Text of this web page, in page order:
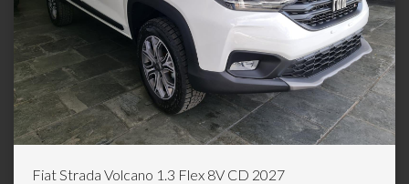
Fiat Strada Volcano 1.3 Flex 8V CD 2027